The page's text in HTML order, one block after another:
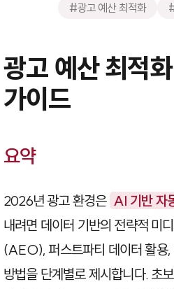
#광고 예산 최적화
광고 예산 최적
가이드
요약
2026년 광고 환경은 AI 기반 자
내려면 데이터 기반의 전략적 미
(AEO), 퍼스트파티 데이터 활용,
방법을 단계별로 제시합니다. 초